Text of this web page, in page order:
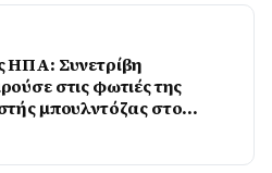
ΗΠΑ: Συνετρίβη
στις φωτιές της
μπουλντόζας στο